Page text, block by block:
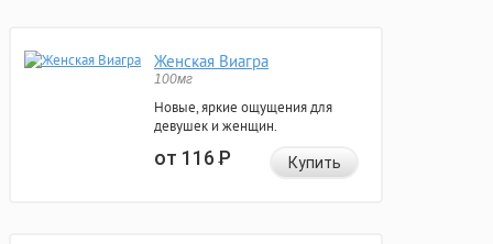
Женская Виагра
100мг
Новые, яркие ощущения для
девушек и женщин.
от 116Р Купить